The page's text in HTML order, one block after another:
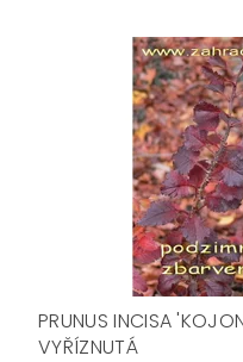
PRUNUS INCISA
VYŘÍZNUTÁ